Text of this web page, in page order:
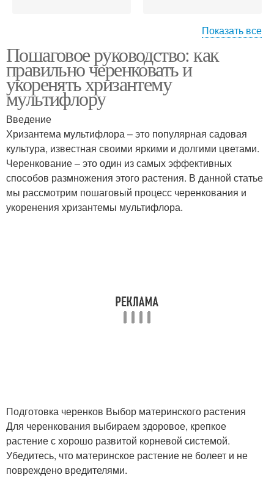
укоренения
Показать все
Пошаговое руководство: как
правильно черенковать и
укоренять хризантему
мультифлору
Введение
Хризантема мультифлора – это популярная садовая
культура, известная своими яркими и долгими цветами.
Черенкование – это один из самых эффективных
способов размножения этого растения. В данной статье
мы рассмотрим пошаговый процесс черенкования и
укоренения хризантемы мультифлора.
Подготовка черенков Выбор материнского растения
Для черенкования выбираем здоровое, крепкое
растение с хорошо развитой корневой системой.
Убедитесь, что материнское растение не болеет и не
повреждено вредителями.